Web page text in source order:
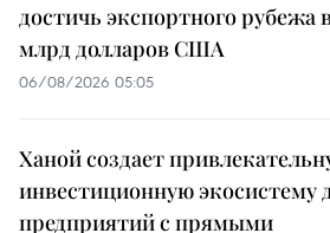
достичь экспортного рубежа
млрд долларов США
06/08/2026 05:05
Ханой создает
инвестиционную экосистему
предприятий с прямыми